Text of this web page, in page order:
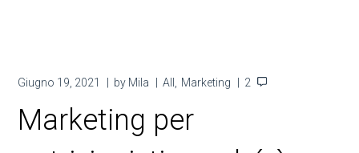
Giugno 19, 2021 by Mila All Marketing 2
Marketing per